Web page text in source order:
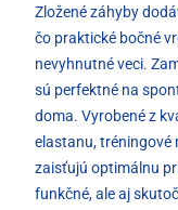
Zložené záhyby
čo praktické bočné
nevyhnutné veci.
sú perfektné na
doma. Vyrobené z
elastanu, tréningové
zaisťujú optimálnu
funkčné, ale aj